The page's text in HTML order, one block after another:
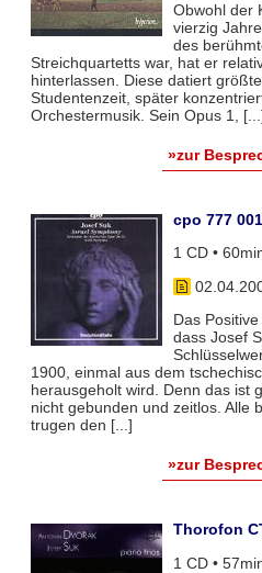
Obwohl der
vierzig
des
Streichquartetts war, hat er
hinterlassen. Diese datiert
Studentenzeit, später
Orchestermusik. Sein Opus 1,
»zur
cpo 777
1 CD •
Das
dass Josef
1900, einmal aus dem
herausgeholt wird. Denn das ist
nicht gebunden und zeitlos. Alle
trugen den [...]
»zur
Thorofon
1 CD •